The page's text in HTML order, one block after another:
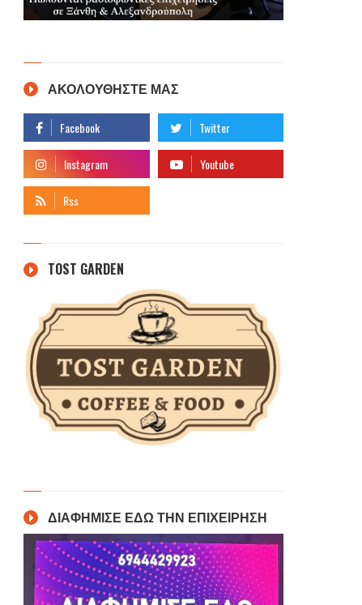
ΑΚΟΛΟΥΘΗΣΤΕ ΜΑΣ
TOST GARDEN
ΔΙΑΦΗΜΙΣΕ ΕΔΩ ΤΗΝ ΕΠΙΧΕΙΡΗΣΗ